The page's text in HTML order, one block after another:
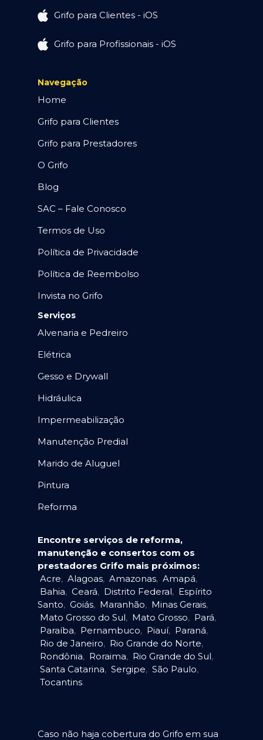
Grifo para Clientes - iOS
Grifo para Profissionais - iOS
Navegação
Home
Grifo para Clientes
Grifo para Prestadores
O Grifo
Blog
SAC – Fale Conosco
Termos de Uso
Política de Privacidade
Política de Reembolso
Invista no Grifo
Serviços
Alvenaria e Pedreiro
Elétrica
Gesso e Drywall
Hidráulica
Impermeabilização
Manutenção Predial
Marido de Aluguel
Pintura
Reforma
Encontre serviços de reforma,
manutenção e consertos com os
prestadores Grifo mais próximos:
Acre, Alagoas, Amazonas, Amapá,
Bahia, Ceará, Distrito Federal, Espírito
Santo, Goiás, Maranhão, Minas Gerais,
Mato Grosso do Sul, Mato Grosso, Pará,
Paraíba, Pernambuco, Piauí, Paraná,
Rio de Janeiro, Rio Grande do Norte,
Rondônia, Roraima, Rio Grande do Sul,
Santa Catarina, Sergipe, São Paulo,
Tocantins.
Caso não haja cobertura do Grifo em sua